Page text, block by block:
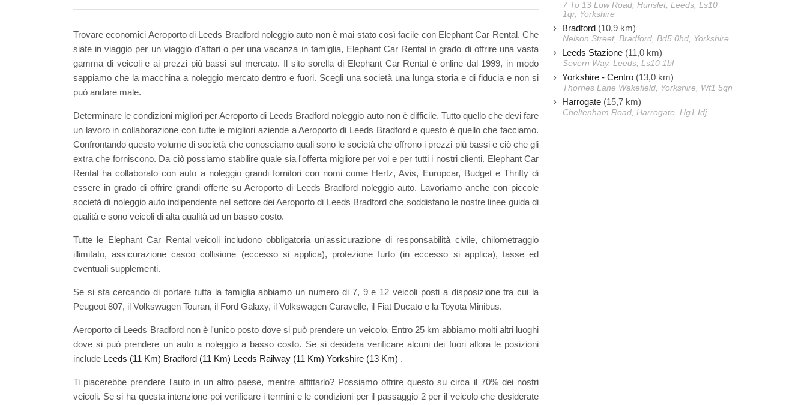
Trovare economici Aeroporto di Leeds Bradford noleggio auto non è mai stato così facile con Elephant Car Rental. Che
siate in viaggio per un viaggio d'affari o per una vacanza in famiglia, Elephant Car Rental in grado di offrire una vasta
gamma di veicoli e ai prezzi più bassi sul mercato. Il sito sorella di Elephant Car Rental è online dal 1999, in modo
sappiamo che la macchina a noleggio mercato dentro e fuori. Scegli una società una lunga storia e di fiducia e non si
può andare male.
Determinare le condizioni migliori per Aeroporto di Leeds Bradford noleggio auto non è difficile. Tutto quello che devi fare
un lavoro in collaborazione con tutte le migliori aziende a Aeroporto di Leeds Bradford e questo è quello che facciamo.
Confrontando questo volume di società che conosciamo quali sono le società che offrono i prezzi più bassi e ciò che gli
extra che forniscono. Da ciò possiamo stabilire quale sia l'offerta migliore per voi e per tutti i nostri clienti. Elephant Car
Rental ha collaborato con auto a noleggio grandi fornitori con nomi come Hertz, Avis, Europcar, Budget e Thrifty di
essere in grado di offrire grandi offerte su Aeroporto di Leeds Bradford noleggio auto. Lavoriamo anche con piccole
società di noleggio auto indipendente nel settore dei Aeroporto di Leeds Bradford che soddisfano le nostre linee guida di
qualità e sono veicoli di alta qualità ad un basso costo.
Tutte le Elephant Car Rental veicoli includono obbligatoria un'assicurazione di responsabilità civile, chilometraggio
illimitato, assicurazione casco collisione (eccesso si applica), protezione furto (in eccesso si applica), tasse ed
eventuali supplementi.
Se si sta cercando di portare tutta la famiglia abbiamo un numero di 7, 9 e 12 veicoli posti a disposizione tra cui la
Peugeot 807, il Volkswagen Touran, il Ford Galaxy, il Volkswagen Caravelle, il Fiat Ducato e la Toyota Minibus.
Aeroporto di Leeds Bradford non è l'unico posto dove si può prendere un veicolo. Entro 25 km abbiamo molti altri luoghi
dove si può prendere un auto a noleggio a basso costo. Se si desidera verificare alcuni dei fuori allora le posizioni
include Leeds (11 Km) Bradford (11 Km) Leeds Railway (11 Km) Yorkshire (13 Km) .
Ti piacerebbe prendere l'auto in un altro paese, mentre affittarlo? Possiamo offrire questo su circa il 70% dei nostri
veicoli. Se si ha questa intenzione poi verificare i termini e le condizioni per il passaggio 2 per il veicolo che desiderate
7 To 13 Low Road, Hunslet, Leeds, Ls10
1qr, Yorkshire
Bradford (10,9 km)
Nelson Street, Bradford, Bd5 0hd, Yorkshire
Leeds Stazione (11,0 km)
Severn Way, Leeds, Ls10 1bl
Yorkshire - Centro (13,0 km)
Thornes Lane Wakefield, Yorkshire, Wf1 5qn
Harrogate (15,7 km)
Cheltenham Road, Harrogate, Hg1 Idj